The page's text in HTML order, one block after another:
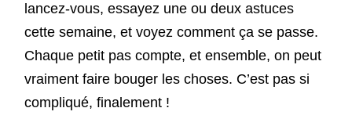
lancez-vous, essayez une ou deux astuces
cette semaine, et voyez comment ça se passe.
Chaque petit pas compte, et ensemble, on peut
vraiment faire bouger les choses. C’est pas si
compliqué, finalement !